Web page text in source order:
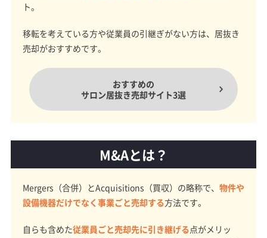
ト。
移転を考えている方や従業員の引継ぎがない方は、居抜き
売却がおすすめです。
おすすめの
サロン居抜き売却サイト3選
M&Aとは？
Mergers（合併）とAcquisitions（買収）の略称で、 物件や
設備機器だけでなく事業ごと売却する方法です。
自らも含めた従業員ごと売却先に引き継げる点がメリッ